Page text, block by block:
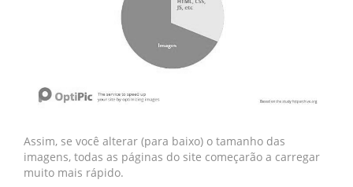
Assim, se você alterar (para baixo) o tamanho das
imagens, todas as páginas do site começarão a carregar
muito mais rápido.